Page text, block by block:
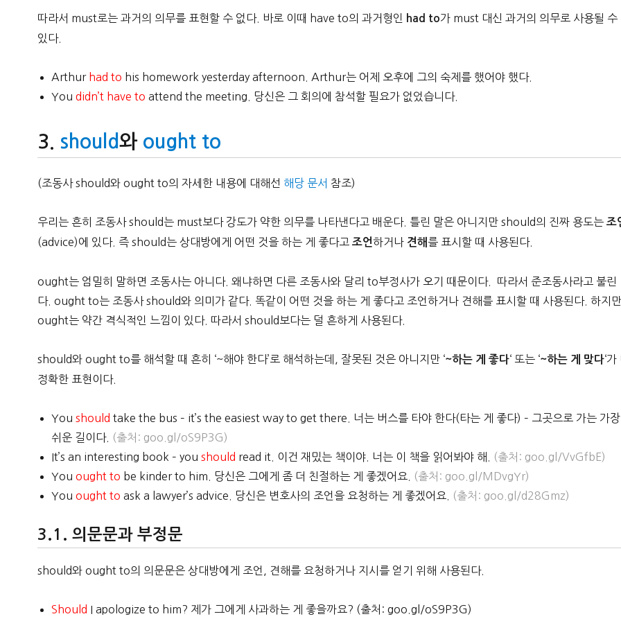
따라서 must로는 과거의 의무를 표현할 수 없다. 바로 이때 have to의 과거형인 had to가 must 대신 과거의 의무로 사용될 수
있다.
Arthur had to his homework yesterday afternoon. Arthur는 어제 오후에 그의 숙제를 했어야 했다.
Youdidn’t have to attend the meeting. 당신은 그 회의에 참석할 필요가 없었습니다.
should와 ought to
(조동사 should와 ought to의 자세한 내용에 대해선 해당 문서 참조)
우리는 흔히 조동사 should는 must보다 강도가 약한 의무를 나타낸다고 배운다. 틀린 말은 아니지만 should의 진짜 용도는조
(advice)에 있다. 즉 should는 상대방에게 어떤 것을 하는 게 좋다고조언하거나 견해 를 표시할 때 사용된다.
ought는 엄밀히 말하면 조동사는 아니다. 왜냐하면 다른 조동사와 달리 to부정사가 오기 때문이다. 따라서 준조동사라고 불린
다. ought to는 조동사 should와 의미가 같다. 똑같이 어떤 것을 하는 게 좋다고 조언하거나 견해를 표시할 때 사용된다. 하지
ought는 약간 격식적인 느낌이 있다. 따라서 should보다는 덜 흔하게 사용된다.
should와 ought to를 해석할 때 흔히 ‘~해야 한다’로 해석하는데, 잘못된 것은 아니지만 ‘~하는 게 좋다‘ 또는 ‘~하는 게 맞다‘가
정확한 표현이다.
Youshould take the bus – it’s the easiest way to get there. 너는 버스를 타야 한다(타는 게 좋다) – 그곳으로 가는 가장
쉬운 길이다.
(출처: goo.gl/oS9P3G)
It’s an interesting book – youshould read it. 이건 재밌는 책이야. 너는 이 책을 읽어봐야 해.
(출처: goo.gl/VvGfbE)
Youought to be kinder to him. 당신은 그에게 좀 더 친절하는 게 좋겠어요.
(출처: goo.gl/MDvgYr)
You ought to ask a lawyer’s advice. 당신은 변호사의 조언을 요청하는 게 좋겠어요. (출처: goo.gl/d28Gmz)
의문문과 부정문
should와 ought to의 의문문은 상대방에게 조언, 견해를 요청하거나 지시를 얻기 위해 사용된다.
Should I apologize to him? 제가 그에게 사과하는 게 좋을까요? (출처: goo.gl/oS9P3G)